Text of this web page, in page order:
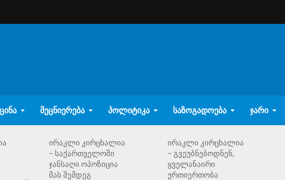
ᲛᲔᲪᲜᲘᲔᲠᲔᲑᲐ ᲞᲝᲚᲘᲢᲘᲙᲐ ᲡᲐᲖᲝᲒᲐᲓᲝᲔᲑᲐ ᲯᲐᲠᲘ
ირაკლი კირცხალია
– საქართველოში
ჯანსაღი ოპოზიცია
მას შემდეგ
ირაკლი კირცხალია
– გვეუბნებოდნენ,
ყველანაირი
ურთიერთობა